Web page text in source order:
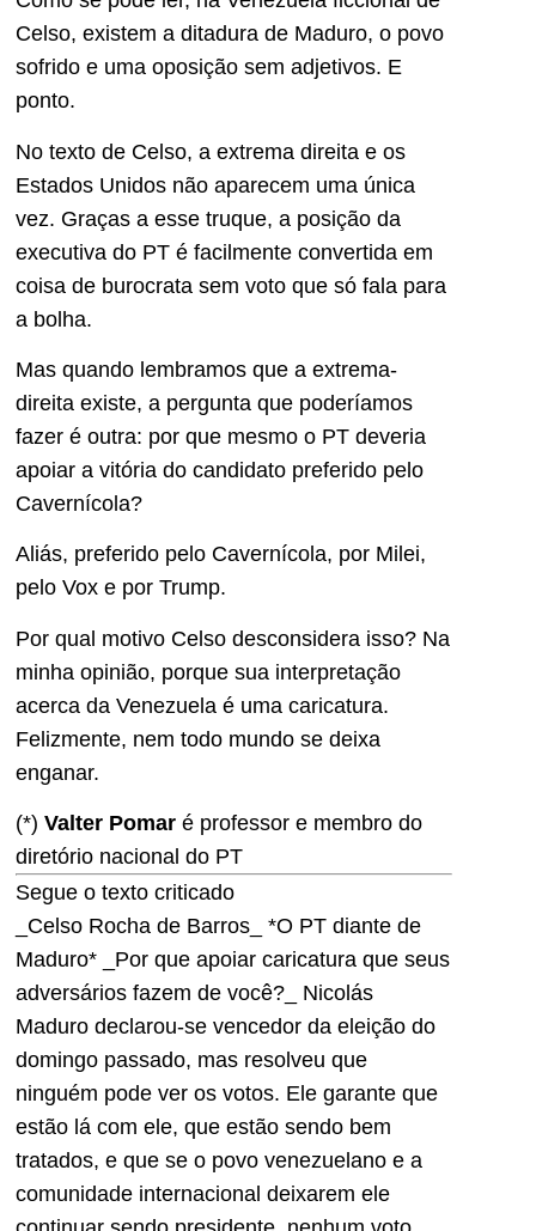
Celso, existem a ditadura de Maduro, o povo
sofrido e uma oposição sem adjetivos. E
ponto.
No texto de Celso, a extrema direita e os
Estados Unidos não aparecem uma única
vez. Graças a esse truque, a posição da
executiva do PT é facilmente convertida em
coisa de burocrata sem voto que só fala para
a bolha.
Mas quando lembramos que a extrema-
direita existe, a pergunta que poderíamos
fazer é outra: por que mesmo o PT deveria
apoiar a vitória do candidato preferido pelo
Cavernícola?
Aliás, preferido pelo Cavernícola, por Milei,
pelo Vox e por Trump.
Por qual motivo Celso desconsidera isso? Na
minha opinião, porque sua interpretação
acerca da Venezuela é uma caricatura.
Felizmente, nem todo mundo se deixa
enganar.
(*) Valter Pomar é professor e membro do
diretório nacional do PT
Segue o texto criticado
_Celso Rocha de Barros_ *O PT diante de
Maduro* _Por que apoiar caricatura que seus
adversários fazem de você?_ Nicolás
Maduro declarou-se vencedor da eleição do
domingo passado, mas resolveu que
ninguém pode ver os votos. Ele garante que
estão lá com ele, que estão sendo bem
tratados, e que se o povo venezuelano e a
comunidade internacional deixarem ele